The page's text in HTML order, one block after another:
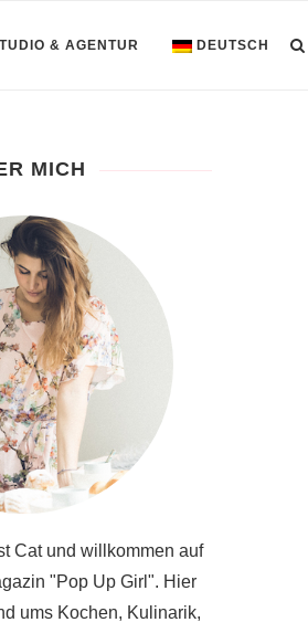
& AGENTUR DEUTSCH
MICH
Cat und willkommen auf
"Pop Up Girl". Hier
ums Kochen, Kulinarik,